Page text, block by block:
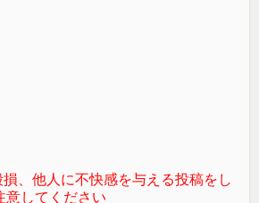
、他人に不快感を与える投稿をし
意してください